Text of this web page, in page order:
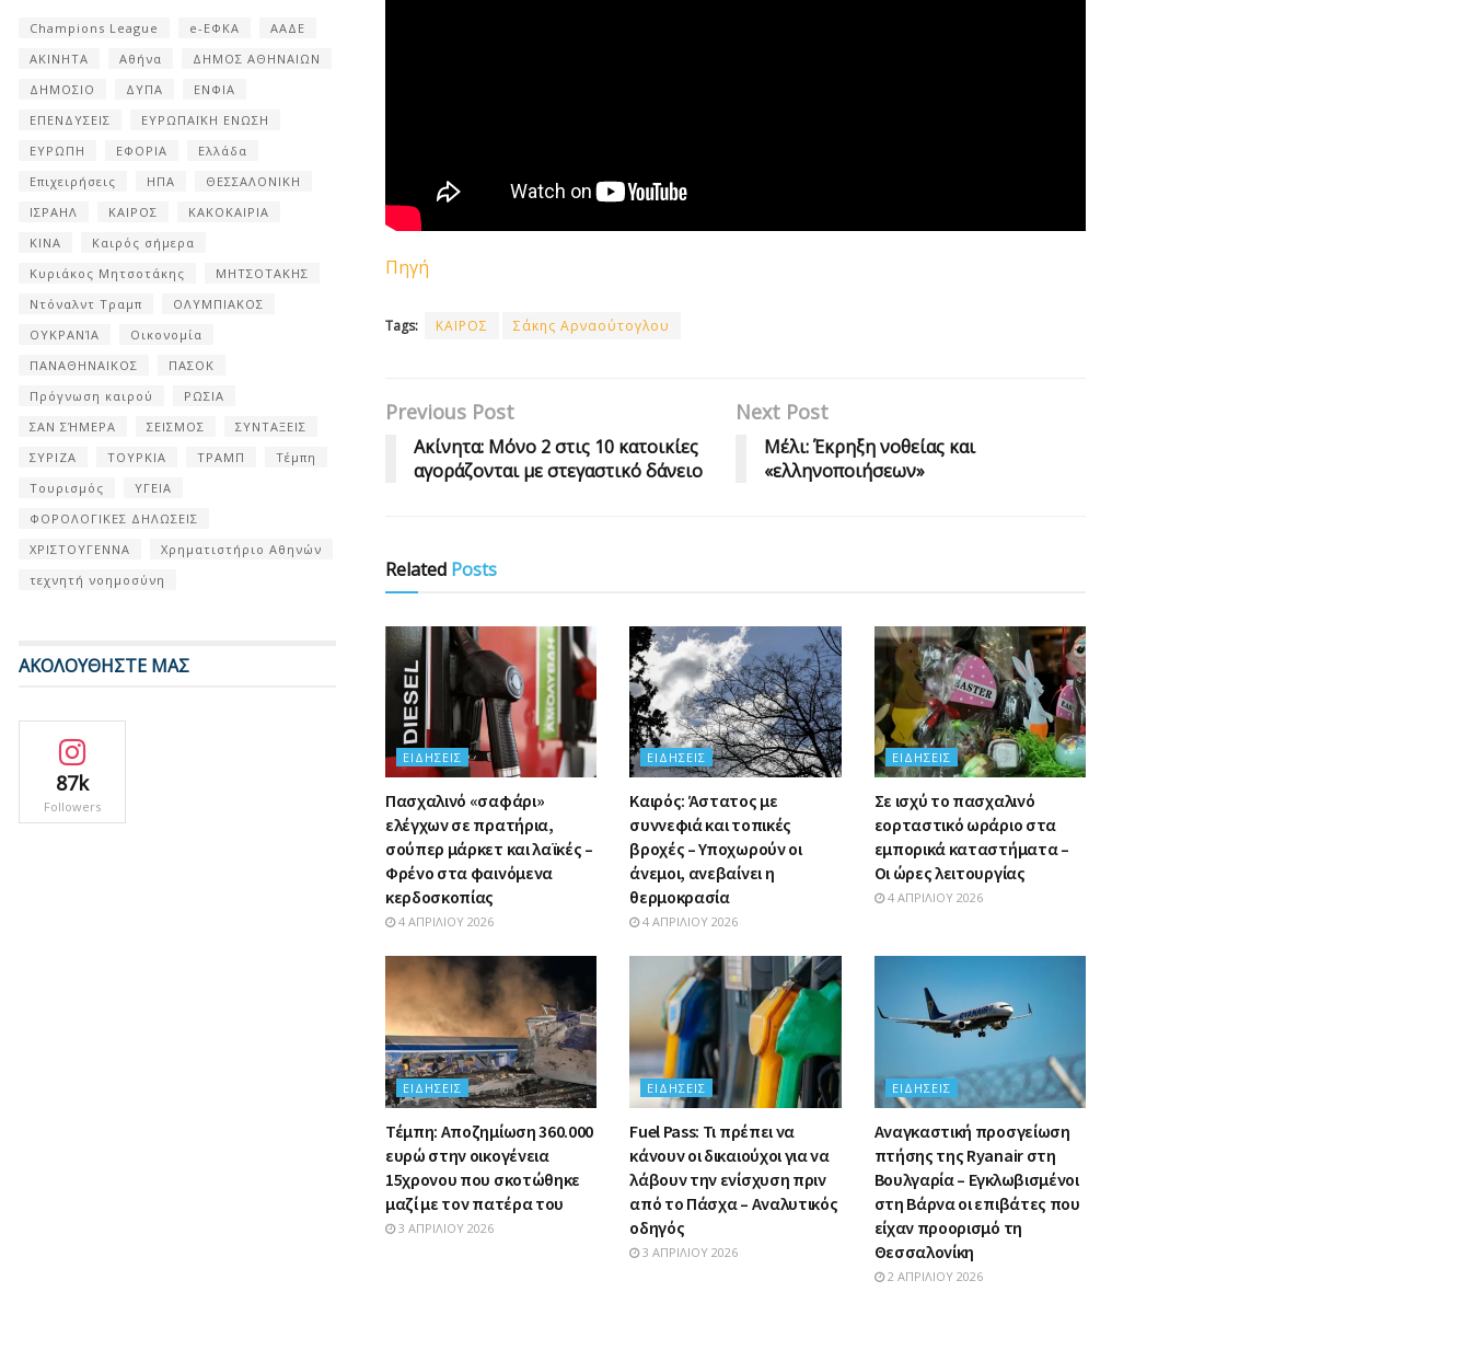
Πηγή
Tags: ΚΑΙΡΟΣ Σάκης Αρναούτογλου
Previous Post
Ακίνητα: Μόνο 2 στις 10 κατοικίες
αγοράζονται με στεγαστικό δάνειο
Next Post
Μέλι: Έκρηξη νοθείας και
«ελληνοποιήσεων»
Related Posts
ΕΙΔΉΣΕΙΣ
Πασχαλινό «σαφάρι»
ελέγχων σε πρατήρια,
σούπερ μάρκετ και λαϊκές –
Φρένο στα φαινόμενα
κερδοσκοπίας
4 ΑΠΡΙΛΊΟΥ 2026
ΕΙΔΉΣΕΙΣ
Καιρός: Άστατος με
συννεφιά και τοπικές
βροχές – Υποχωρούν οι
άνεμοι, ανεβαίνει η
θερμοκρασία
4 ΑΠΡΙΛΊΟΥ 2026
ΕΙΔΉΣΕΙΣ
Σε ισχύ το πασχαλινό
εορταστικό ωράριο στα
εμπορικά καταστήματα –
Οι ώρες λειτουργίας
4 ΑΠΡΙΛΊΟΥ 2026
ΕΙΔΉΣΕΙΣ
Τέμπη: Αποζημίωση 360.000
ευρώ στην οικογένεια
15χρονου που σκοτώθηκε
μαζί με τον πατέρα του
3 ΑΠΡΙΛΊΟΥ 2026
ΕΙΔΉΣΕΙΣ
Fuel Pass: Τι πρέπει να
κάνουν οι δικαιούχοι για να
λάβουν την ενίσχυση πριν
από το Πάσχα – Αναλυτικός
οδηγός
3 ΑΠΡΙΛΊΟΥ 2026
ΕΙΔΉΣΕΙΣ
Αναγκαστική προσγείωση
πτήσης της Ryanair στη
Βουλγαρία – Εγκλωβισμένοι
στη Βάρνα οι επιβάτες που
είχαν προορισμό τη
Θεσσαλονίκη
2 ΑΠΡΙΛΊΟΥ 2026
Champions League e-ΕΦΚΑ
ΑΑΔΕ
ΑΚΙΝΗΤΑ
Αθήνα
ΔΗΜΟΣ ΑΘΗΝΑΙΩΝ
ΔΗΜΟΣΙΟ
ΔΥΠΑ
ΕΝΦΙΑ
ΕΠΕΝΔΥΣΕΙΣ
ΕΥΡΩΠΑΪΚΗ ΕΝΩΣΗ
ΕΥΡΩΠΗ
ΕΦΟΡΙΑ
Ελλάδα
Επιχειρήσεις
ΗΠΑ
ΘΕΣΣΑΛΟΝΙΚΗ
ΙΣΡΑΗΛ
ΚΑΙΡΟΣ
ΚΑΚΟΚΑΙΡΙΑ
ΚΙΝΑ
Καιρός σήμερα
Κυριάκος Μητσοτάκης
ΜΗΤΣΟΤΑΚΗΣ
Ντόναλντ Τραμπ
ΟΛΥΜΠΙΑΚΟΣ
ΟΥΚΡΑΝΊΑ
Οικονομία
ΠΑΝΑΘΗΝΑΙΚΟΣ
ΠΑΣΟΚ
Πρόγνωση καιρού
ΡΩΣΙΑ
ΣΑΝ ΣΉΜΕΡΑ
ΣΕΙΣΜΟΣ
ΣΥΝΤΑΞΕΙΣ
ΣΥΡΙΖΑ
ΤΟΥΡΚΙΑ ΤΡΑΜΠ
Τέμπη
Τουρισμός
ΥΓΕΙΑ
ΦΟΡΟΛΟΓΙΚΕΣ ΔΗΛΩΣΕΙΣ
ΧΡΙΣΤΟΥΓΕΝΝΑ
Χρηματιστήριο Αθηνών
τεχνητή νοημοσύνη
ΑΚΟΛΟΥΘΗΣΤΕ ΜΑΣ
87k
Followers